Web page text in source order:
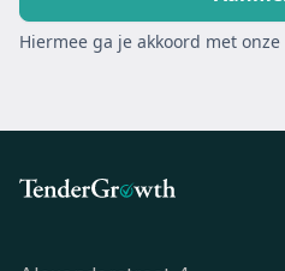
Hiermee ga je akkoord met onze